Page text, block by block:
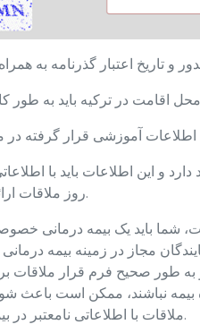
و این اطلاعات باید با
روز ملاقات ارائه می‌شود، یکسان باشد.
باید یک بیمه درمانی
مجاز در زمینه بیمه درمانی
به طور صحیح فرم قرار ملاقات
بیمه نباشند، ممکن است باعث
ملاقات با اطلاعاتی نامعتبر در بیمه‌نامه خود مواجه شوید.